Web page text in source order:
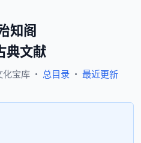
知阁
典文献
化宝库 · 总目录 · 最近更新